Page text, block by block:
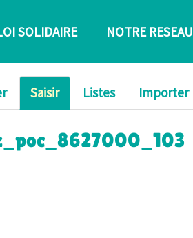
SOLIDAIRE
NOTRE RESEAU
Saisir Listes Importer